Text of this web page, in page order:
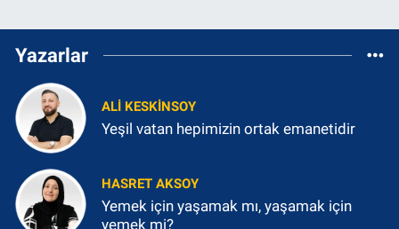
Yazarlar
ALI KESKINSOY
Yeşil vatan hepimizin ortak emanetidir
HASRET AKSOY
Yemek için yaşamak mı, yaşamak için
yemek mi?